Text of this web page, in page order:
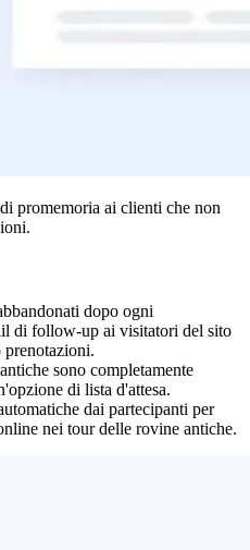
promemoria ai clienti che non
dopo ogni
di follow-up ai visitatori del sito
prenotazioni.
sono completamente
di lista d'attesa.
dai partecipanti per
nei tour delle rovine antiche.